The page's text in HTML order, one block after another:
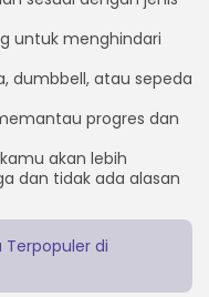
untuk menghindari
dumbbell, atau sepeda
progres dan
akan lebih
dan tidak ada alasan
Terpopuler di